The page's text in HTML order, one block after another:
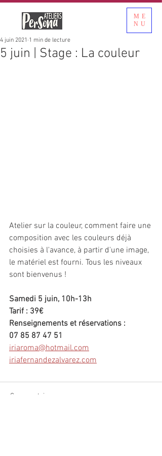
ME
NU
5 juin | Stage : La couleur
4 juin 2021 1 min de lecture
Atelier sur la couleur, comment faire une
composition avec les couleurs déjà
choisies à l'avance, à partir d'une image,
le matériel est fourni. Tous les niveaux
sont bienvenus !
Samedi 5 juin, 10h-13h
Tarif : 39€
Renseignements et réservations :
07 85 87 47 51
iriaroma@hotmail.com
iriafernandezalvarez.com
Commentaires